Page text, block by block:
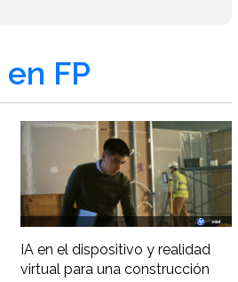
en FP
IA en el dispositivo y realidad
virtual para una construcción